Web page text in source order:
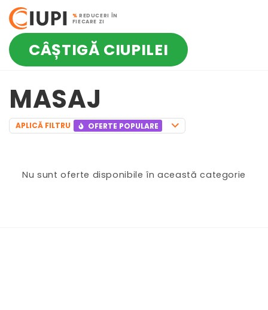
% REDUCERI ÎN
FIECARE ZI
CÂȘTIGĂ CIUPILEI
MASAJ
APLICĂ FILTRU OFERTE POPULARE
Nu sunt oferte disponibile în această categorie